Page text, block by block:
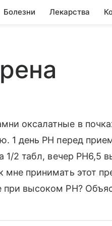
Болезни Лекарства
оксалатные в
1 день РН перед
1/2 табл, вечер РН6,5
принимать этот
при высоком РН?